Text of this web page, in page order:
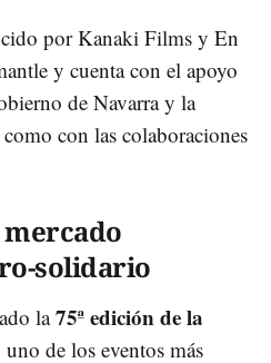
por Kanaki Films y En
y cuenta con el apoyo
de Navarra y la
con las colaboraciones
mercado
solidario
la75ª edición de la
uno de los eventos más